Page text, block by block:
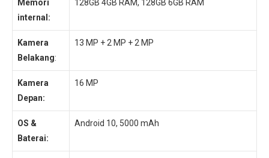
Memori
internal:
128GB 4GB RAM, 128GB 6GB RAM
Kamera
Belakang:
13 MP + 2 MP + 2 MP
Kamera
Depan:
16 MP
OS &
Baterai:
Android 10, 5000 mAh